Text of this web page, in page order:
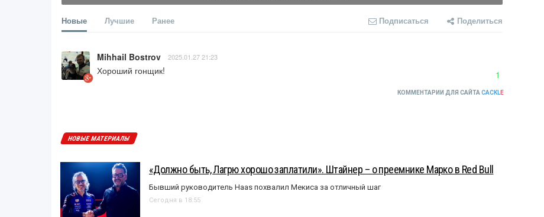
Новые Лучшие Ранее Подписаться Поделиться
Mihhail Bostrov 2025.01.27 21:23
Хороший гонщик! 1
КОММЕНТАРИИ ДЛЯ САЙТА CACKLE
НОВЫЕ МАТЕРИАЛЫ
«Должно быть, Лагрю хорошо заплатили». Штайнер – о преемнике Марко в Red Bull
Бывший руководитель Haas похвалил Мекиса за отличный шаг
Сегодня в 18:55